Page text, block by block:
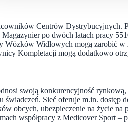
Centrów Dystrybucyjnych.
po dwóch latach pracy
Wózków Widłowych mogą zarobić
Kompletacji mogą dodatkowo
swoją konkurencyjność
świadczeń. Sieć oferuje m.in.
obcych, ubezpieczenie na życie
współpracy z Medicover Sport –